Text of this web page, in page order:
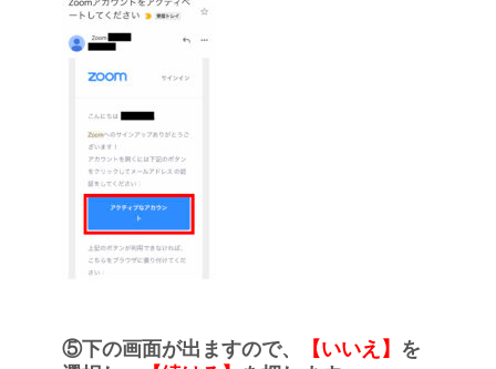
⑤下の画面が出ますので、 【いいえ】 を